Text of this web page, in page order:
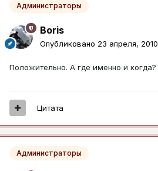
Администраторы
Boris
Опубликовано 23 апреля, 2010
Положительно. А где именно и когда?
Цитата
Администраторы